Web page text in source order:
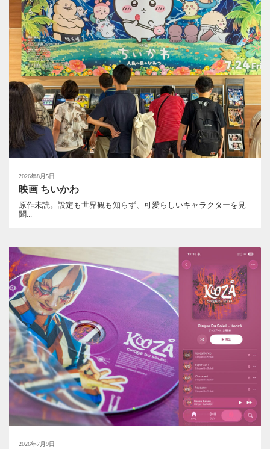
2026年8月5日
映画 ちいかわ
原作未読。設定も世界観も知らず、可愛らしいキャラクターを見
聞...
2026年7月9日